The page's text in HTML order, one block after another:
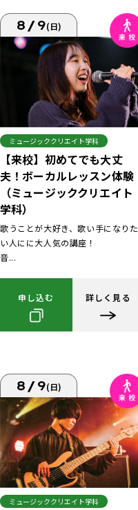
8/9(日)
ミュージッククリエイト学科
【来校】初めてでも大丈
夫！ボーカルレッスン体験
（ミュージッククリエイト
学科）
歌うことが大好き、歌い手になりた
い人にに大人気の講座！
音...
申し込む 詳しく見る
8/9(日)
ミュージッククリエイト学科